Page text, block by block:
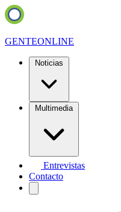
GENTEONLINE
Noticias
Multimedia
Entrevistas
Contacto